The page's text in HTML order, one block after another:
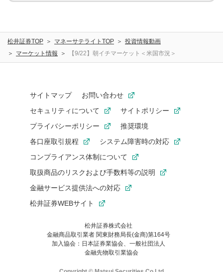
松井証券TOP マネーサテライトTOP
投資情報動画
マーケット情報
【9/22】朝イチマーケット＜米国市況＞
サイトマップ
お問い合わせ
セキュリティについて
サイトポリシー
プライバシーポリシー
推奨環境
各口座取引規程
システム障害時の対応
コンプライアンス体制について
取扱商品のリスクおよび手数料等の説明
金融サービス提供法への対応
松井証券WEBサイト
松井証券株式会社
金融商品取引業者 関東財務局長(金商)第164号
加入協会：日本証券業協会、一般社団法人
金融先物取引業協会
お気に入り機能は松井証券の会員限定の機能です。
お気に入り登録いただくと、後からいつでもお気に入りのコンテ
ンツを一覧でご確認いただけます。
ご利用いただくには口座開設が必要です。